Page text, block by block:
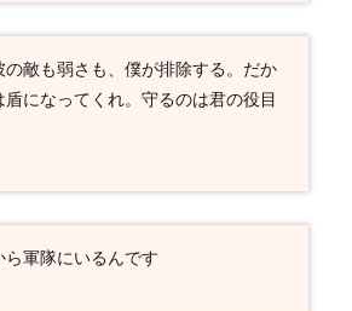
敵も弱さも、僕が排除する。だか
盾になってくれ。守るのは君の役目
軍隊にいるんです